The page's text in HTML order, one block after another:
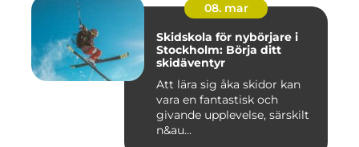
08. mar
Skidskola för nybörjare i
Stockholm: Börja ditt
skidäventyr
Att lära sig åka skidor kan
vara en fantastisk och
givande upplevelse, särskilt
n&au...